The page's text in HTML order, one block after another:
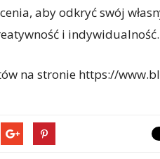
aby odkryć swój
i indywidualność.
na stronie https://